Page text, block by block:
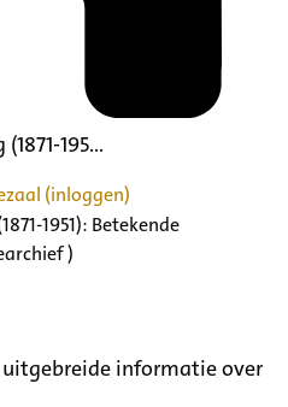
195...
(inloggen)
1951): Betekende
)
informatie over